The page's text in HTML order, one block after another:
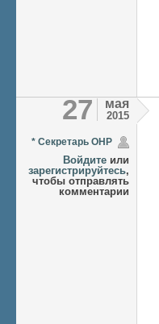
27 мая
2015
* Секретарь ОНР
Войдите или
зарегистрируйтесь,
чтобы отправлять
комментарии